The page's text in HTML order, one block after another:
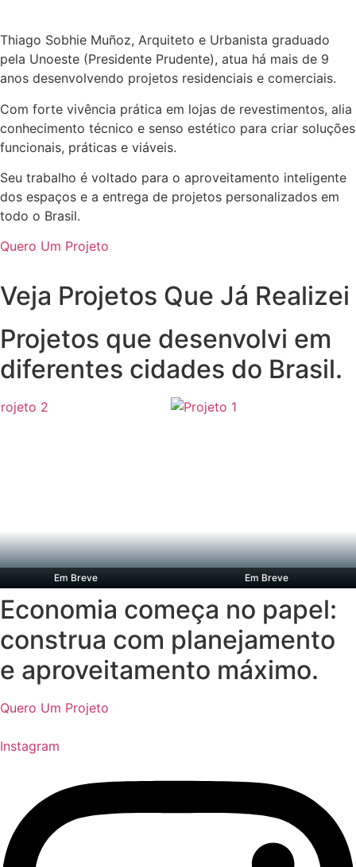
Thiago Sobhie Muñoz, Arquiteto e Urbanista graduado
pela Unoeste (Presidente Prudente), atua há mais de 9
anos desenvolvendo projetos residenciais e comerciais.
Com forte vivência prática em lojas de revestimentos, alia
conhecimento técnico e senso estético para criar soluções
funcionais, práticas e viáveis.
Seu trabalho é voltado para o aproveitamento inteligente
dos espaços e a entrega de projetos personalizados em
todo o Brasil.
Quero Um Projeto
Veja Projetos Que Já Realizei
Projetos que desenvolvi em
diferentes cidades do Brasil.
Em Breve Em Breve
Economia começa no papel:
construa com planejamento
e aproveitamento máximo.
Quero Um Projeto
Instagram